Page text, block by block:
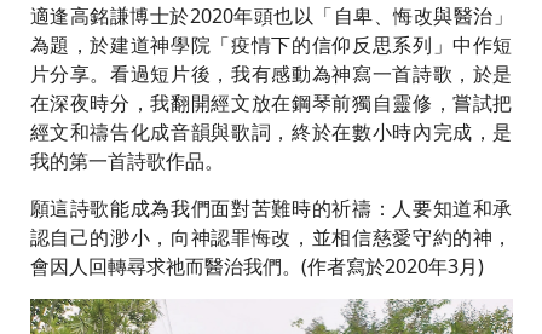
適逢高銘謙博士於2020年頭也以「自卑、悔改與醫治」
為題，於建道神學院「疫情下的信仰反思系列」中作短
片分享。看過短片後，我有感動為神寫一首詩歌，於是
在深夜時分，我翻開經文放在鋼琴前獨自靈修，嘗試把
經文和禱告化成音韻與歌詞，終於在數小時內完成，是
我的第一首詩歌作品。
願這詩歌能成為我們面對苦難時的祈禱：人要知道和承
認自己的渺小，向神認罪悔改，並相信慈愛守約的神，
會因人回轉尋求祂而醫治我們。(作者寫於2020年3月)